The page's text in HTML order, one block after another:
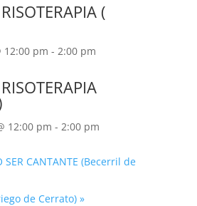
(
12:00 pm - 2:00 pm
12:00 pm - 2:00 pm
CANTANTE (Becerril de
de Cerrato) »